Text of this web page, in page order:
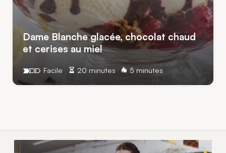
Dame Blanche glacée, chocolat chaud
et cerises au miel
20 minutes 5 minutes
Facile